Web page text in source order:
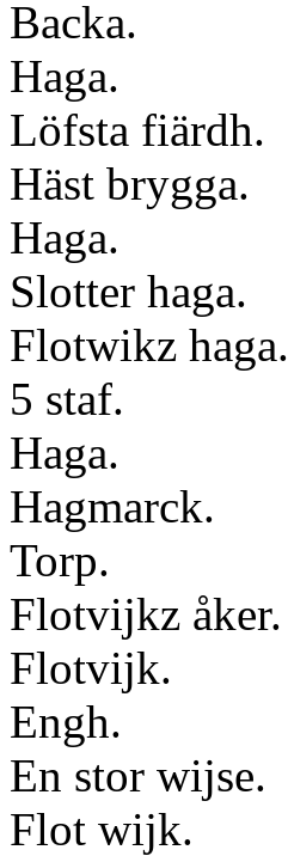
Backa.
Haga.
Löfsta fiärdh.
Häst brygga.
Haga.
Slotter haga.
Flotwikz haga.
5 staf.
Haga.
Hagmarck.
Torp.
Flotvijkz åker.
Flotvijk.
Engh.
En stor wijse.
Flot wijk.